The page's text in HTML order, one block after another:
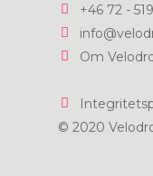
+46 72 -
Om
© 2020